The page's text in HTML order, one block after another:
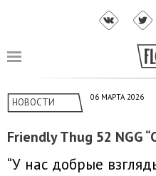
НОВОСТИ 06 МАРТА 2026
Friendly Thug 52 NGG
“У нас добрые